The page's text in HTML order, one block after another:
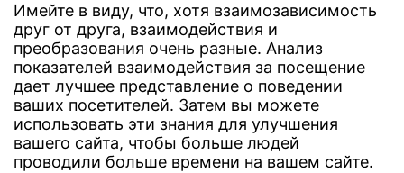
Имейте в виду, что, хотя взаимозависимость
друг от друга, взаимодействия и
преобразования очень разные. Анализ
показателей взаимодействия за посещение
дает лучшее представление о поведении
ваших посетителей. Затем вы можете
использовать эти знания для улучшения
вашего сайта, чтобы больше людей
проводили больше времени на вашем сайте.